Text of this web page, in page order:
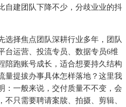
自建团队下降不少，分歧业业的抖
择焦点团队深耕行业多年，团队
台运营、投流专员、数据专员6维
陪跑账号成长，适合想要持久结构
量提拔办事具体怎样落地？这里我
：一般来说，交付质量不不变，会
不只需要聘请案牍、拍摄、剪辑、